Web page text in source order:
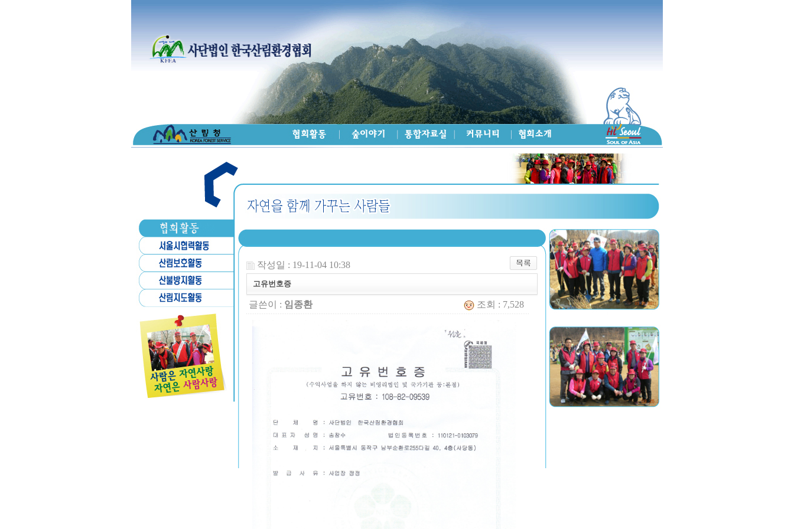
작성일 : 19-11-04 10:38
고유번호증
글쓴이 : 임종환 조회 : 7,528